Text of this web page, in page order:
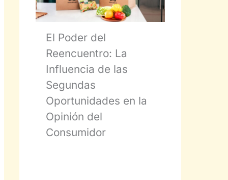
El Poder del
Reencuentro: La
Influencia de las
Segundas
Oportunidades en la
Opinión del
Consumidor